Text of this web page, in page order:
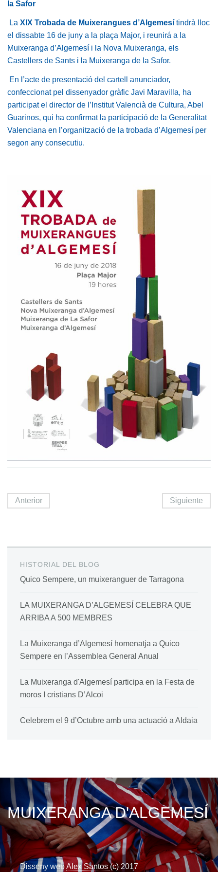
la Safor
La XIX Trobada de Muixerangues d’Algemesí tindrà lloc
el dissabte 16 de juny a la plaça Major, i reunirá a la
Muixeranga d’Algemesí i la Nova Muixeranga, els
Castellers de Sants i la Muixeranga de la Safor.
En l’acte de presentació del cartell anunciador,
confeccionat pel dissenyador gràfic Javi Maravilla, ha
participat el director de l’Institut Valencià de Cultura, Abel
Guarinos, qui ha confirmat la participació de la Generalitat
Valenciana en l’organització de la trobada d’Algemesí per
segon any consecutiu.
Anterior Siguiente
HISTORIAL DEL BLOG
Quico Sempere, un muixeranguer de Tarragona
LA MUIXERANGA D’ALGEMESÍ CELEBRA QUE
ARRIBA A 500 MEMBRES
La Muixeranga d’Algemesí homenatja a Quico
Sempere en l’Assemblea General Anual
La Muixeranga d'Algemesí participa en la Festa de
moros I cristians D’Alcoi
Celebrem el 9 d’Octubre amb una actuació a Aldaia
MUIXERANGA D'ALGEMESÍ
Disseny webAlex Santos(c) 2017